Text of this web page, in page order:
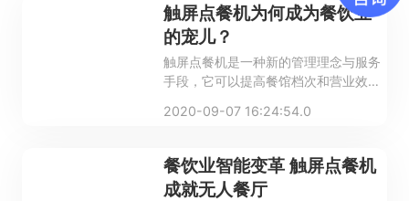
触屏点餐机为何成为餐饮业
的宠儿？
触屏点餐机是一种新的管理理念与服务
手段，它可以提高餐馆档次和营业效
低运营成本等好处。是餐厅、连锁店，
2020-09-07 16:24:54.0
餐饮业智能变革 触屏点餐机
成就无人餐厅